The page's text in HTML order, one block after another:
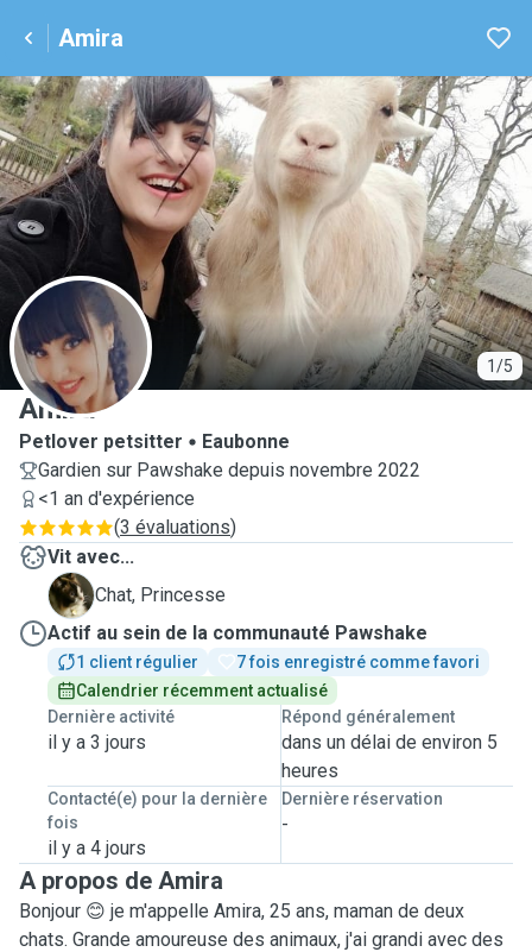
Amira
1/5
A
Amira
Petlover petsitter
Eaubonne
Gardien sur Pawshake depuis novembre 2022
<1 an d'expérience
(3 évaluations)
Vit avec...
P
Chat, Princesse
Actif au sein de la communauté Pawshake
1 client régulier
7 fois enregistré comme favori
Calendrier récemment actualisé
Dernière activité
il y a 3 jours
Répond généralement
dans un délai de environ 5
heures
Contacté(e) pour la dernière
fois
il y a 4 jours
Dernière réservation
-
A propos de Amira
Bonjour 😊 je m'appelle Amira, 25 ans, maman de deux
chats. Grande amoureuse des animaux, j'ai grandi avec des